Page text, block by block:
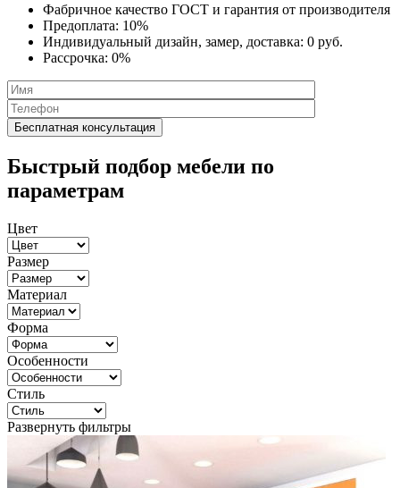
Фабричное качество ГОСТ и гарантия от производителя
Предоплата: 10%
Индивидуальный дизайн, замер, доставка: 0 руб.
Рассрочка: 0%
Быстрый подбор мебели по
параметрам
Цвет
Размер
Материал
Форма
Особенности
Стиль
Развернуть фильтры